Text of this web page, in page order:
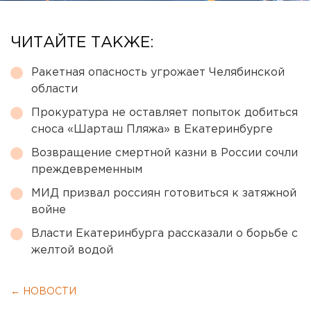
ЧИТАЙТЕ ТАКЖЕ:
Ракетная опасность угрожает Челябинской
области
Прокуратура не оставляет попыток добиться
сноса «Шарташ Пляжа» в Екатеринбурге
Возвращение смертной казни в России сочли
преждевременным
МИД призвал россиян готовиться к затяжной
войне
Власти Екатеринбурга рассказали о борьбе с
желтой водой
← НОВОСТИ